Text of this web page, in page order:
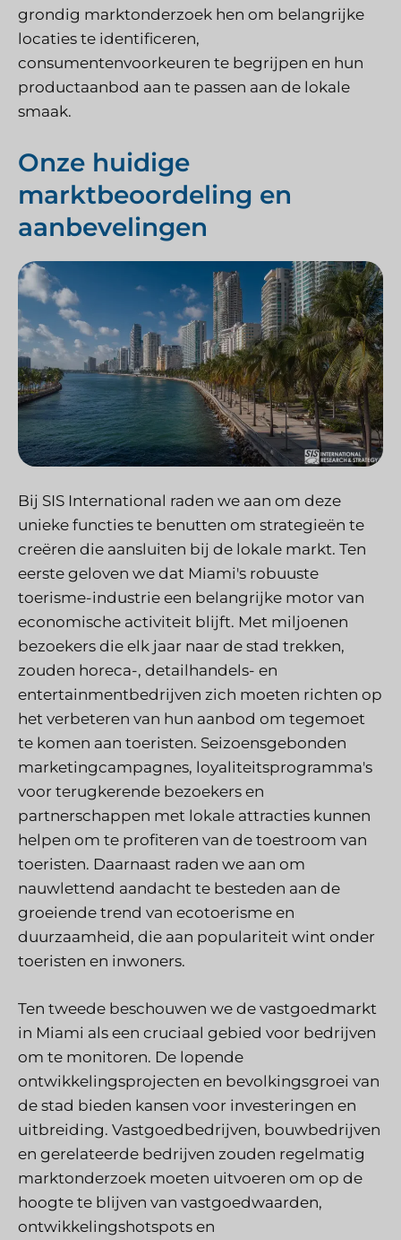
grondig marktonderzoek hen om belangrijke
locaties te identificeren,
consumentenvoorkeuren te begrijpen en hun
productaanbod aan te passen aan de lokale
smaak.
Onze huidige
marktbeoordeling en
aanbevelingen
Bij SIS International raden we aan om deze
unieke functies te benutten om strategieën te
creëren die aansluiten bij de lokale markt. Ten
eerste geloven we dat Miami's robuuste
toerisme-industrie een belangrijke motor van
economische activiteit blijft. Met miljoenen
bezoekers die elk jaar naar de stad trekken,
zouden horeca-, detailhandels- en
entertainmentbedrijven zich moeten richten op
het verbeteren van hun aanbod om tegemoet
te komen aan toeristen. Seizoensgebonden
marketingcampagnes, loyaliteitsprogramma's
voor terugkerende bezoekers en
partnerschappen met lokale attracties kunnen
helpen om te profiteren van de toestroom van
toeristen. Daarnaast raden we aan om
nauwlettend aandacht te besteden aan de
groeiende trend van ecotoerisme en
duurzaamheid, die aan populariteit wint onder
toeristen en inwoners.
Ten tweede beschouwen we de vastgoedmarkt
in Miami als een cruciaal gebied voor bedrijven
om te monitoren. De lopende
ontwikkelingsprojecten en bevolkingsgroei van
de stad bieden kansen voor investeringen en
uitbreiding. Vastgoedbedrijven, bouwbedrijven
en gerelateerde bedrijven zouden regelmatig
marktonderzoek moeten uitvoeren om op de
hoogte te blijven van vastgoedwaarden,
ontwikkelingshotspots en